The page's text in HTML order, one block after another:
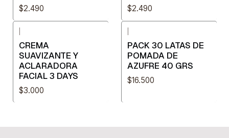
$2.490 $2.490
CREMA
SUAVIZANTE Y
ACLARADORA
FACIAL 3 DAYS
$3.000
PACK 30 LATAS DE
POMADA DE
AZUFRE 40 GRS
$16.500